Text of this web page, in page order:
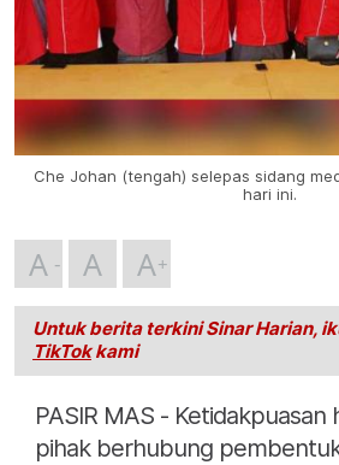
Che Johan (tengah) selepas sidang
hari ini.
A A A
Untuk berita terkini Sinar Harian,
TikTokkami
PASIR MAS -
pihak berhubung